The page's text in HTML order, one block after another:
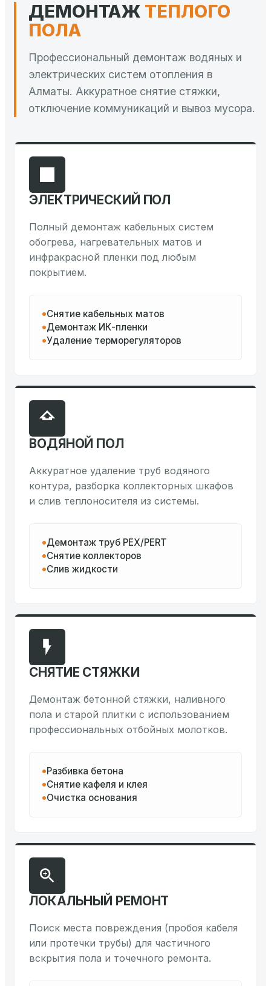
ДЕМОНТАЖ ТЕПЛОГО
ПОЛА
Профессиональный демонтаж водяных и
электрических систем отопления в
Алматы. Аккуратное снятие стяжки,
отключение коммуникаций и вывоз мусора.
ЭЛЕКТРИЧЕСКИЙ ПОЛ
Полный демонтаж кабельных систем
обогрева, нагревательных матов и
инфракрасной пленки под любым
покрытием.
Снятие кабельных матов
Демонтаж ИК-пленки
Удаление терморегуляторов
ВОДЯНОЙ ПОЛ
Аккуратное удаление труб водяного
контура, разборка коллекторных шкафов
и слив теплоносителя из системы.
Демонтаж труб PEX/PERT
Снятие коллекторов
Слив жидкости
СНЯТИЕ СТЯЖКИ
Демонтаж бетонной стяжки, наливного
пола и старой плитки с использованием
профессиональных отбойных молотков.
Разбивка бетона
Снятие кафеля и клея
Очистка основания
ЛОКАЛЬНЫЙ РЕМОНТ
Поиск места повреждения (пробоя кабеля
или протечки трубы) для частичного
вскрытия пола и точечного ремонта.